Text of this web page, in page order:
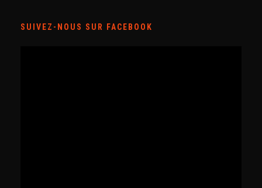
SUIVEZ-NOUS SUR FACEBOOK